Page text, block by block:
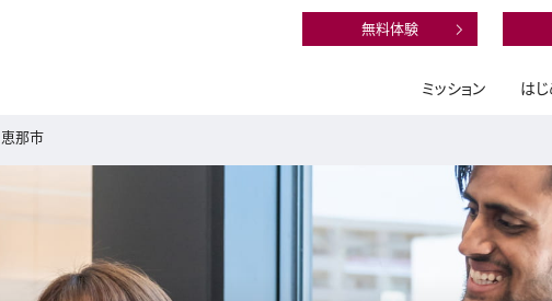
無料体験
ミッション は
恵那市